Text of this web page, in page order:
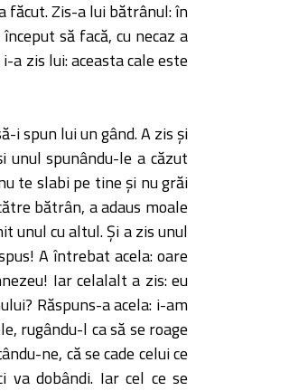
făcut. Zis-a lui bătrânul: în
să facă, cu necaz a
a zis lui: aceasta cale este
i spun lui un gând. A zis şi
unul spunându-le a căzut
te slabi pe tine şi nu grăi
bătrân, a adaus moale
unul cu altul. Şi a zis unul
A întrebat acela: oare
Iar celalalt a zis: eu
Răspuns-a acela: i-am
rugându-l ca să se roage
ne, că se cade celui ce
va dobândi. Iar cel ce se